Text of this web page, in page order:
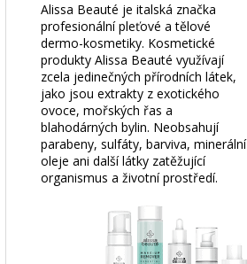
Alissa Beauté je italská značka
profesionální pleťové a tělové
dermo-kosmetiky. Kosmetické
produkty Alissa Beauté využívají
zcela jedinečných přírodních látek,
jako jsou extrakty z exotického
ovoce, mořských řas a
blahodárných bylin. Neobsahují
parabeny, sulfáty, barviva, minerální
oleje ani další látky zatěžující
organismus a životní prostředí.